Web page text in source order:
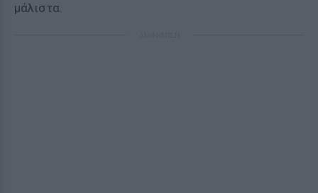
μάλιστα.